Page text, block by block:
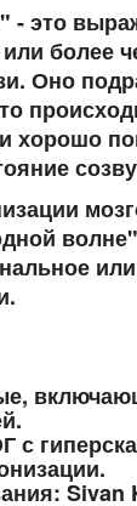
это
более
Оно
хорошо
волне"
с
Sivan